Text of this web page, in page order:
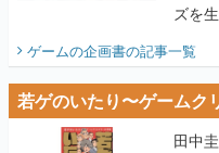
ズを
ビュー
ゲームの企画書の記事一覧
若ゲのいたり〜ゲームク
田中